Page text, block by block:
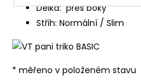
Délka: přes boky
Střih: Normální / Slim
* měřeno v položeném stavu